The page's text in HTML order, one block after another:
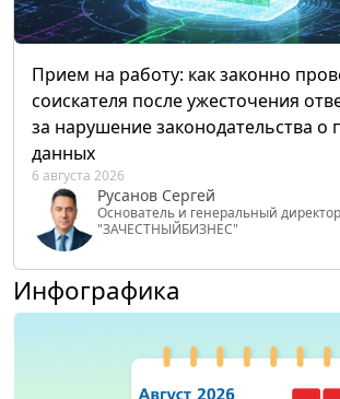
Прием на работу: как законно
соискателя после ужесточения
за нарушение законодательства о
данных
6 августа 2026
Русанов Сергей
Основатель и генеральный
"ЗАЧЕСТНЫЙБИЗНЕС"
Инфографика